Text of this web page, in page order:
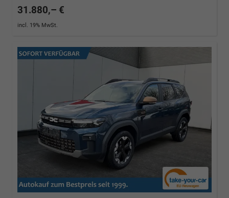
31.880,– €
incl. 19% MwSt.